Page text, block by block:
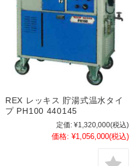
REX レッキス 貯湯式温水タイ
プ PH100 440145
定価: ¥1,320,000(税込)
価格: ¥1,056,000(税込)